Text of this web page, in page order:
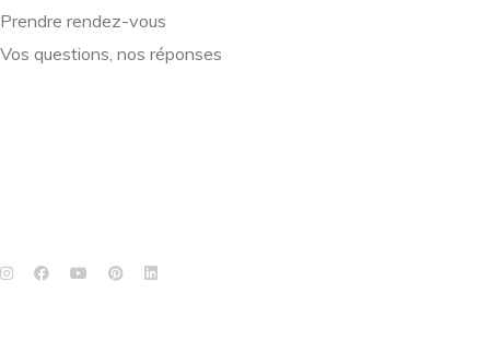
Prendre rendez-vous
Vos questions, nos réponses